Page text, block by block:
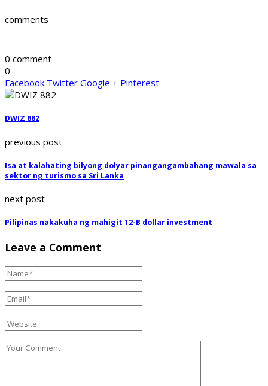
comments
0 comment
0
Facebook Twitter Google + Pinterest
DWIZ 882
previous post
Isa at kalahating bilyong dolyar pinangangambahang mawala sa
sektor ng turismo sa Sri Lanka
next post
Pilipinas nakakuha ng mahigit 12-B dollar investment
Leave a Comment